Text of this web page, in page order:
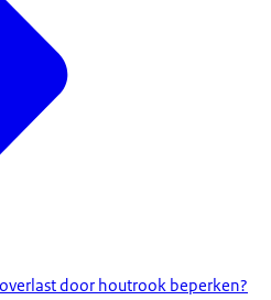
door houtrook beperken?